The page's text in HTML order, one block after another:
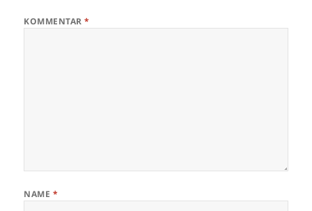
KOMMENTAR*
NAME *